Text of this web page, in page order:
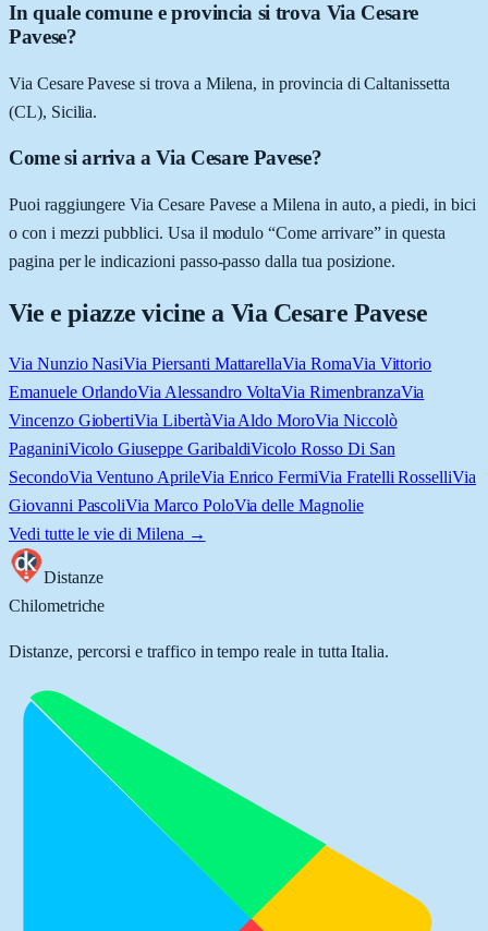
In quale comune e provincia si trova Via Cesare
Pavese?
Via Cesare Pavese si trova a Milena, in provincia di Caltanissetta
(CL), Sicilia.
Come si arriva a Via Cesare Pavese?
Puoi raggiungere Via Cesare Pavese a Milena in auto, a piedi, in bici
o con i mezzi pubblici. Usa il modulo “Come arrivare” in questa
pagina per le indicazioni passo-passo dalla tua posizione.
Vie e piazze vicine a Via Cesare Pavese
Via Nunzio NasiVia Piersanti MattarellaVia RomaVia Vittorio
Emanuele OrlandoVia Alessandro VoltaVia RimenbranzaVia
Vincenzo GiobertiVia LibertàVia Aldo MoroVia Niccolò
PaganiniVicolo Giuseppe GaribaldiVicolo Rosso Di San
SecondoVia Ventuno AprileVia Enrico FermiVia Fratelli RosselliVia
Giovanni PascoliVia Marco PoloVia delle Magnolie
Vedi tutte le vie di Milena →
Distanze
Chilometriche
Distanze, percorsi e traffico in tempo reale in tutta Italia.